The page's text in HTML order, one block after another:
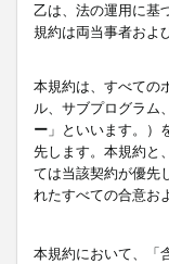
乙は、法の運用に基
規約は両当事者およ
本規約は、すべての
ル、サブプログラム
ー 」といいます。
先します。本規約と
ては当該契約が優先
れたすべての合意お
本規約において、「